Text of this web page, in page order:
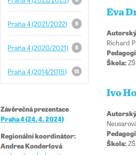
Praha 4 (2021/2022) 9
Praha 4 (2020/2021) 8
Praha 4 (2014/2015) 13
Závěrečná prezentace
Praha 4 (24. 4. 2024)
Regionální koordinátor:
Andrea Konderlová
Eva
Richard
Škola:
Ivo
Škola: